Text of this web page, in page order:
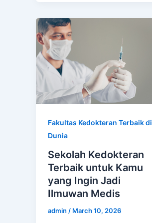
Fakultas Kedokteran Terbaik di
Dunia
Sekolah Kedokteran
Terbaik untuk Kamu
yang Ingin Jadi
Ilmuwan Medis
admin / March 10, 2026